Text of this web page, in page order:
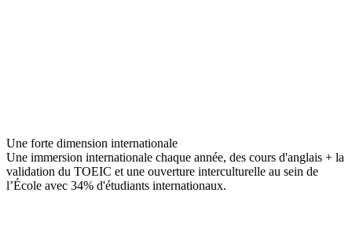
Une forte dimension internationale
Une immersion internationale chaque année, des cours d'anglais + la
validation du TOEIC et une ouverture interculturelle au sein de
l’École avec 34% d'étudiants internationaux.